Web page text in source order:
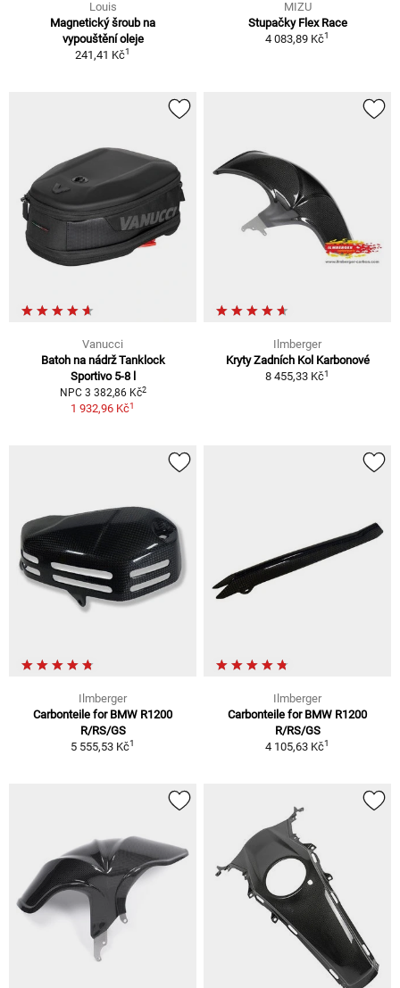
Louis
Magnetický šroub na
vypouštění oleje
241,41 Kč1
MIZU
Stupačky Flex Race
4 083,89 Kč1
Vanucci
Batoh na nádrž Tanklock
Sportivo 5-8 l
NPC 3 382,86 Kč2
1 932,96 Kč1
Ilmberger
Kryty Zadních Kol Karbonové
8 455,33 Kč1
Ilmberger
Carbonteile for BMW R1200
R/RS/GS
5 555,53 Kč1
Ilmberger
Carbonteile for BMW R1200
R/RS/GS
4 105,63 Kč1